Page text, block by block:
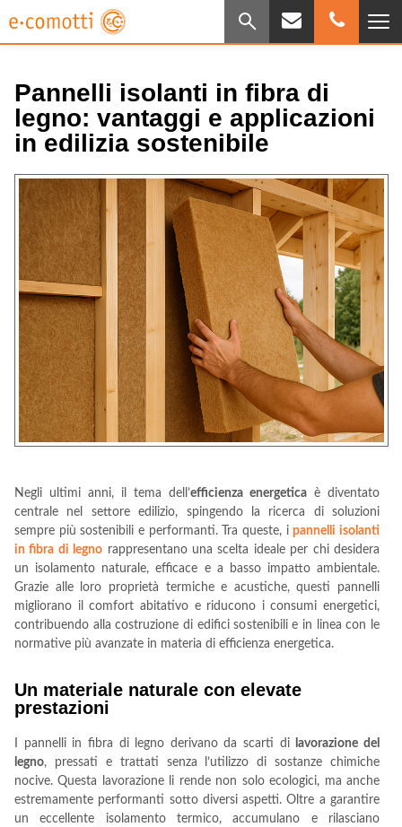
Pannelli isolanti in fibra di
legno: vantaggi e applicazioni
in edilizia sostenibile
Negli ultimi anni, il tema dell’efficienza energetica è diventato
centrale nel settore edilizio, spingendo la ricerca di soluzioni
sempre più sostenibili e performanti. Tra queste, ipannelli isolanti
in fibra di legno rappresentano una scelta ideale per chi desidera
un isolamento naturale, efficace e a basso impatto ambientale.
Grazie alle loro proprietà termiche e acustiche, questi pannelli
migliorano il comfort abitativo e riducono i consumi energetici,
contribuendo alla costruzione di edifici sostenibili e in linea con le
normative più avanzate in materia di efficienza energetica.
Un materiale naturale con elevate
prestazioni
I pannelli in fibra di legno derivano da scarti di
lavorazione del
legno, pressati e trattati senza l’utilizzo di sostanze chimiche
nocive. Questa lavorazione li rende non solo ecologici, ma anche
estremamente performanti sotto diversi aspetti. Oltre a garantire
un eccellente isolamento termico, accumulano e rilasciano